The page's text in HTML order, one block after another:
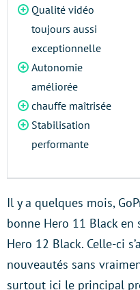
Qualité vidéo
toujours aussi
exceptionnelle
Autonomie
améliorée
chauffe maîtrisée
Stabilisation
performante
Il y a quelques mois,
bonne Hero 11 Black
Hero 12 Black. Celle-ci
nouveautés sans
surtout ici le principal